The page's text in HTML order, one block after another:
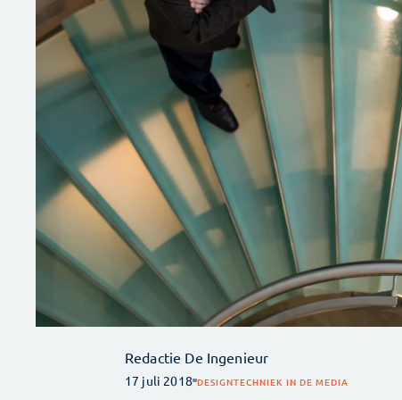
Redactie De Ingenieur
17 juli 2018 DESIGNTECHNIEK IN DE MEDIA